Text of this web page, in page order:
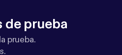
de prueba
prueba.